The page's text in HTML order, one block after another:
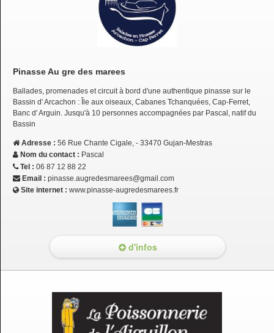
Pinasse Au gre des marees
Ballades, promenades et circuit à bord d'une authentique pinasse sur le
Bassin d' Arcachon : Île aux oiseaux, Cabanes Tchanquées, Cap-Ferret,
Banc d' Arguin. Jusqu'à 10 personnes accompagnées par Pascal, natif du
Bassin
Adresse : 56 Rue Chante Cigale, - 33470 Gujan-Mestras
Nom du contact : Pascal
Tel : 06 87 12 88 22
Email : pinasse.augredesmarees@gmail.com
Site internet : www.pinasse-augredesmarees.fr
d'infos